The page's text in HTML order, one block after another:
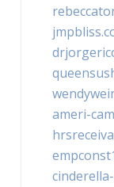
ameri-